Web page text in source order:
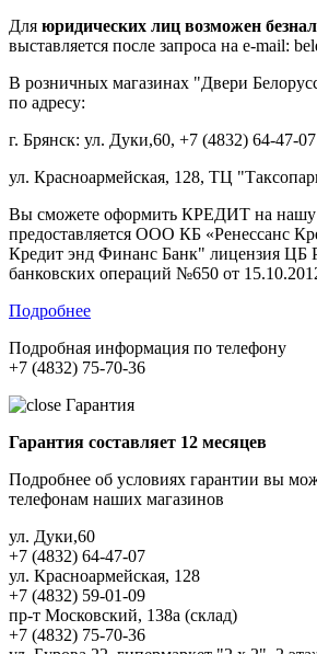
Для юридических лиц возможен
выставляется после запроса на e-mail:
В розничных магазинах "Двери
по адресу:
г. Брянск: ул. Дуки,60, +7 (4832) 64-47-07
ул. Красноармейская, 128, ТЦ
Вы сможете оформить КРЕДИТ на
предоставляется ООО КБ «Ренессанс
Кредит энд Финанс Банк" лицензия ЦБ
банковских операций №650 от
Подробнее
Подробная информация по телефону
+7 (4832) 75-70-36
Гарантия
Гарантия составляет 12 месяцев
Подробнее об условиях гарантии вы
телефонам наших магазинов
ул. Дуки,60
+7 (4832) 64-47-07
ул. Красноармейская, 128
+7 (4832) 59-01-09
пр-т Московский, 138а (склад)
+7 (4832) 75-70-36